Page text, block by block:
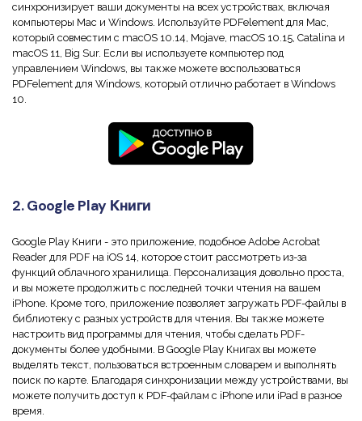
синхронизирует ваши документы на всех устройствах, включая
компьютеры Mac и Windows. Используйте PDFelement для Mac,
который совместим с macOS 10.14, Mojave, macOS 10.15, Catalina и
macOS 11, Big Sur. Если вы используете компьютер под
управлением Windows, вы также можете воспользоваться
PDFelement для Windows, который отлично работает в Windows
10.
2. Google Play Книги
Google Play Книги - это приложение, подобное Adobe Acrobat
Reader для PDF на iOS 14, которое стоит рассмотреть из-за
функций облачного хранилища. Персонализация довольно проста,
и вы можете продолжить с последней точки чтения на вашем
iPhone. Кроме того, приложение позволяет загружать PDF-файлы в
библиотеку с разных устройств для чтения. Вы также можете
настроить вид программы для чтения, чтобы сделать PDF-
документы более удобными. В Google Play Книгах вы можете
выделять текст, пользоваться встроенным словарем и выполнять
поиск по карте. Благодаря синхронизации между устройствами, вы
можете получить доступ к PDF-файлам с iPhone или iPad в разное
время.